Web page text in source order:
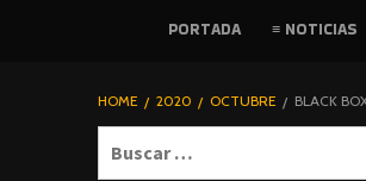
PELICULAS
BLOGHORROR
⋆
PORTADA ≡ NOTICIAS
HOME 2020 OCTUBRE BLACK